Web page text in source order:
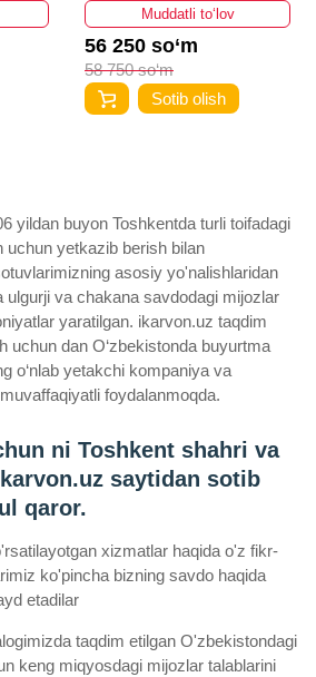
Muddatli to‘lov
625 000 so‘m
Sotib olish
yildan buyon Toshkentda turli toifadagi
yetkazib berish bilan
asosiy yo'nalishlaridan
ulgurji va chakana savdodagi mijozlar
yaratilgan. ikarvon.uz taqdim
uchun dan O‘zbekistonda buyurtma
o‘nlab yetakchi kompaniya va
foydalanmoqda.
ni Toshkent shahri va
saytidan sotib
qaror.
xizmatlar haqida o'z fikr-
ko'pincha bizning savdo haqida
etadilar
taqdim etilgan O'zbekistondagi
keng miqyosdagi mijozlar talablarini